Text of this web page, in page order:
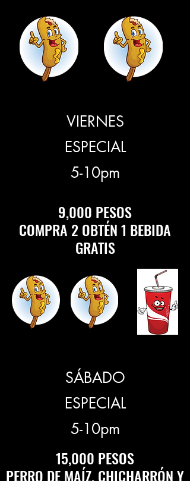
VIERNES
ESPECIAL
5-10pm
9,000 PESOS
COMPRA 2 OBTÉN 1 BEBIDA
GRATIS
SÁBADO
ESPECIAL
5-10pm
15,000 PESOS
PERRO DE MAÍZ, CHICHARRÓN Y